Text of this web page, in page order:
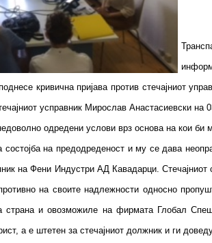
кривична пријава против стечајниот
усправник Мирослав Анастасиевски на
одредени услови врз основа на кои
на предодреденост и му се дава
на Фени Индустри АД Кавадарци.
на своите надлежности односно
страна и овозможиле на фирмата Глобал
а е штетен за стечајниот должник и ги